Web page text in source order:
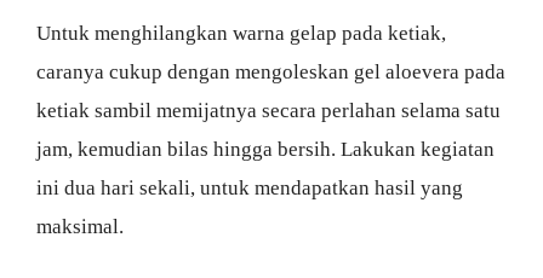
Untuk menghilangkan warna gelap pada ketiak,
caranya cukup dengan mengoleskan gel aloevera pada
ketiak sambil memijatnya secara perlahan selama satu
jam, kemudian bilas hingga bersih. Lakukan kegiatan
ini dua hari sekali, untuk mendapatkan hasil yang
maksimal.